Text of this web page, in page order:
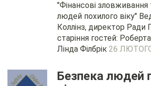
"Фінансові зловживання
людей похилого віку"
Коллінз, директор Ради
старіння гостей:
Лінда Філбрік 26
Безпека людей